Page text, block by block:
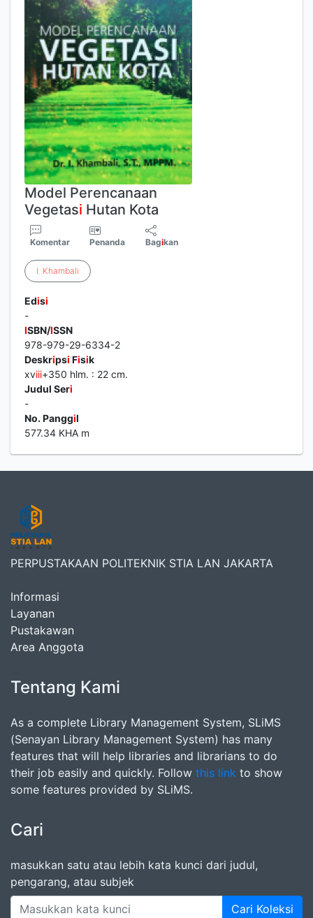
Model Perencanaan
Vegetasi Hutan Kota
Komentar Penanda Bagikan
I. Khambali
Edisi
-
ISBN/ISSN
978-979-29-6334-2
Deskripsi Fisik
xviii+350 hlm. : 22 cm.
Judul Seri
-
No. Panggil
577.34 KHA m
PERPUSTAKAAN POLITEKNIK STIA LAN JAKARTA
Informasi
Layanan
Pustakawan
Area Anggota
Tentang Kami
As a complete Library Management System, SLiMS
(Senayan Library Management System) has many
features that will help libraries and librarians to do
their job easily and quickly. Follow this link to show
some features provided by SLiMS.
Cari
masukkan satu atau lebih kata kunci dari judul,
pengarang, atau subjek
Cari Koleksi